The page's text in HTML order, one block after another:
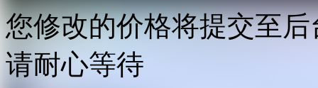
您修改的价格将提交至
请耐心等待